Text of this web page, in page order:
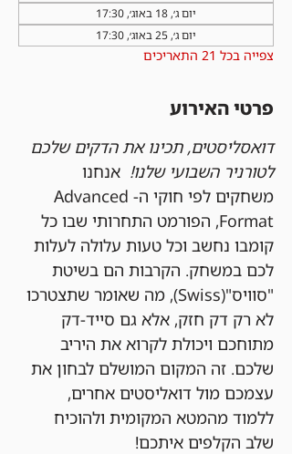
יום ג׳, 18 באוג׳, 17:30
יום ג׳, 25 באוג׳, 17:30
צפייה בכל 21 התאריכים
פרטי האירוע
דואסליסטים, תכינו את הדקים שלכם
לטורניר השבועי שלנו!
  אנחנו
משחקים לפי חוקי ה-Advanced
Format, הפורמט התחרותי שבו כל
קומבו נחשב וכל טעות עלולה לעלות
לכם במשחק. הקרבות הם בשיטת
"סוויס"(Swiss), מה שאומר שתצטרכו
לא רק דק חזק, אלא גם סייד-דק
מתוחכם ויכולת לקרוא את היריב
שלכם. זה המקום המושלם לבחון את
עצמכם מול דואליסטים אחרים,
ללמוד מהמטא המקומית ולהוכיח
שלב הקלפים איתכם!